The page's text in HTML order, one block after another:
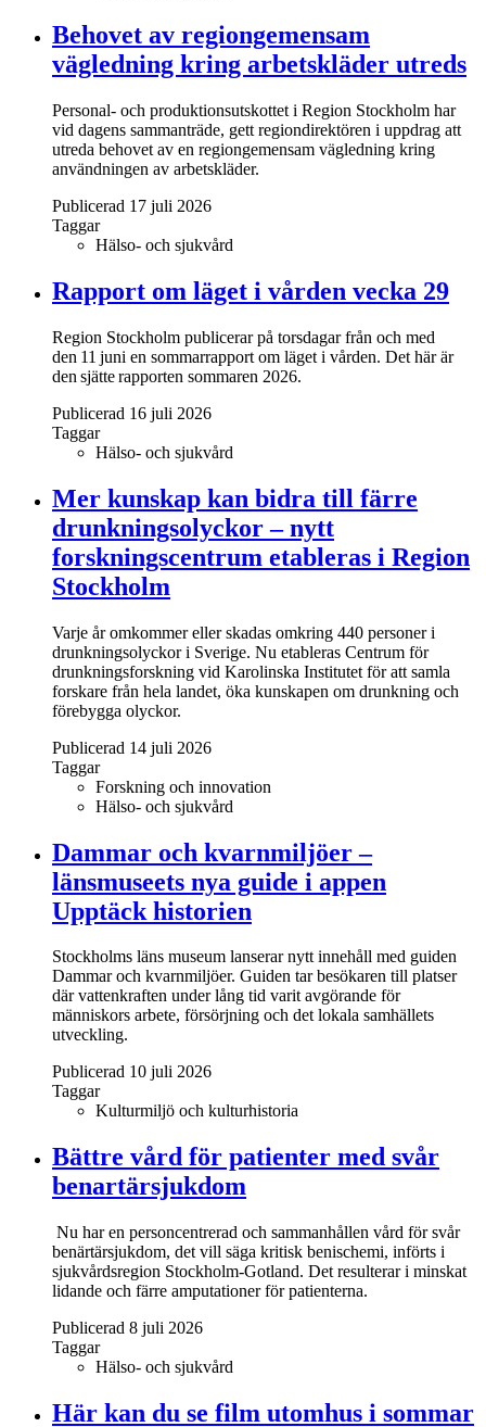
Behovet av regiongemensam
vägledning kring arbetskläder utreds
Personal- och produktionsutskottet i Region Stockholm har
vid dagens sammanträde, gett regiondirektören i uppdrag att
utreda behovet av en regiongemensam vägledning kring
användningen av arbetskläder.
Publicerad 17 juli 2026
Taggar
Hälso- och sjukvård
Rapport om läget i vården vecka 29
Region Stockholm publicerar på torsdagar från och med
den 11 juni en sommarrapport om läget i vården. Det här är
den sjätte rapporten sommaren 2026.
Publicerad 16 juli 2026
Taggar
Hälso- och sjukvård
Mer kunskap kan bidra till färre
drunkningsolyckor – nytt
forskningscentrum etableras i Region
Stockholm
Varje år omkommer eller skadas omkring 440 personer i
drunkningsolyckor i Sverige. Nu etableras Centrum för
drunkningsforskning vid Karolinska Institutet för att samla
forskare från hela landet, öka kunskapen om drunkning och
förebygga olyckor.
Publicerad 14 juli 2026
Taggar
Forskning och innovation
Hälso- och sjukvård
Dammar och kvarnmiljöer –
länsmuseets nya guide i appen
Upptäck historien
Stockholms läns museum lanserar nytt innehåll med guiden
Dammar och kvarnmiljöer. Guiden tar besökaren till platser
där vattenkraften under lång tid varit avgörande för
människors arbete, försörjning och det lokala samhällets
utveckling.
Publicerad 10 juli 2026
Taggar
Kulturmiljö och kulturhistoria
Bättre vård för patienter med svår
benartärsjukdom
Nu har en personcentrerad och sammanhållen vård för svår
benärtärsjukdom, det vill säga kritisk benischemi, införts i
sjukvårdsregion Stockholm-Gotland. Det resulterar i minskat
lidande och färre amputationer för patienterna.
Publicerad 8 juli 2026
Taggar
Hälso- och sjukvård
Här kan du se film utomhus i sommar